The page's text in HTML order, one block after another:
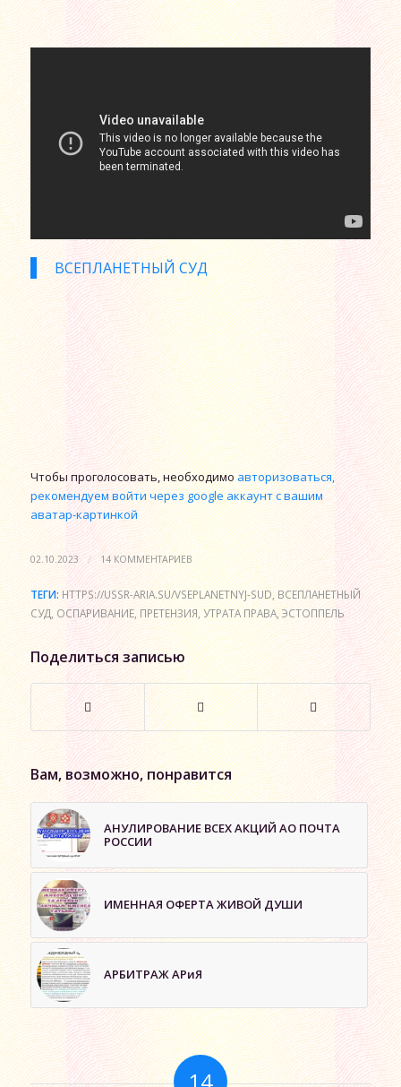
ВСЕПЛАНЕТНЫЙ СУД
Чтобы проголосовать, необходимоавторизоваться,
рекомендуем войти через google аккаунт с вашим
аватар-картинкой
02.10.2023 / 14 КОММЕНТАРИЕВ
ТЕГИ: HTTPS://USSR-ARIA.SU/VSEPLANETNYJ-SUD,ВСЕПЛАНЕТНЫЙ
СУД,ОСПАРИВАНИЕ,ПРЕТЕНЗИЯ,УТРАТА ПРАВА,ЭСТОППЕЛЬ
Поделиться записью
Вам, возможно, понравится
АНУЛИРОВАНИЕ ВСЕХ АКЦИЙ АО ПОЧТА
РОССИИ
ИМЕННАЯ ОФЕРТА ЖИВОЙ ДУШИ
АРБИТРАЖ АРиЯ